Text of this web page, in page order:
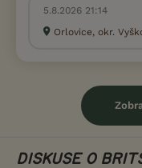
5.8.2026 21:14
Orlovice, okr.
DISKUSE O